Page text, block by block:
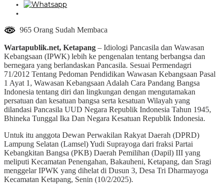
965 Orang Sudah Membaca
Wartapublik.net, Ketapang – Idiologi Pancasila dan Wawasan
Kebangsaan (IPWK) lebih ke pengenalan tentang berbangsa dan
bernegara yang berlandaskan Pancasila. Sesuai Permendagri
71/2012 Tentang Pedoman Pendidikan Wawasan Kebangsaan Pasal
1 Ayat 1, Wawasan Kebangsaan Adalah Cara Pandang Bangsa
Indonesia tentang diri dan lingkungan dengan mengutamakan
persatuan dan kesatuan bangsa serta kesatuan Wilayah yang
dilandasi Pancasila UUD Negara Republik Indonesia Tahun 1945,
Bhineka Tunggal Ika Dan Negara Kesatuan Republik Indonesia.
Untuk itu anggota Dewan Perwakilan Rakyat Daerah (DPRD)
Lampung Selatan (Lamsel) Yudi Suprayoga dari fraksi Partai
Kebangkitan Bangsa (PKB) Daerah Pemilihan (Dapil) III yang
meliputi Kecamatan Penengahan, Bakauheni, Ketapang, dan Sragi
menggelar IPWK yang dihelat di Dusun 3, Desa Tri Dharmayoga
Kecamatan Ketapang, Senin (10/2/2025).